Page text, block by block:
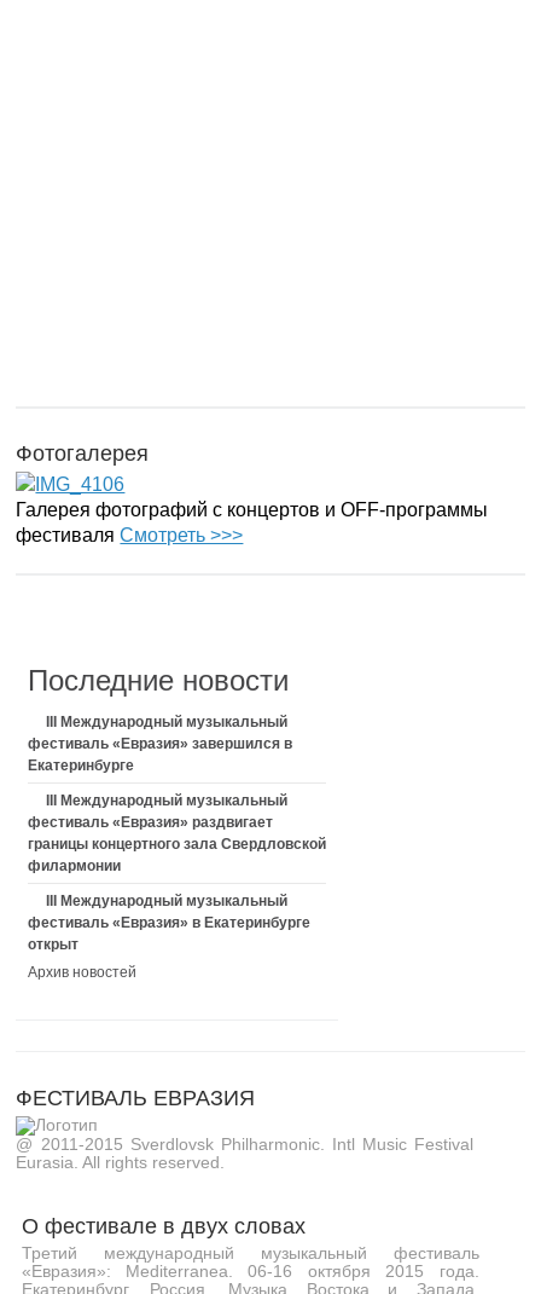
Фотогалерея
Галерея фотографий с концертов и OFF-программы
фестиваляСмотреть >>>
Последние новости
III Международный музыкальный
фестиваль «Евразия» завершился в
Екатеринбурге
III Международный музыкальный
фестиваль «Евразия» раздвигает
границы концертного зала Свердловской
филармонии
III Международный музыкальный
фестиваль «Евразия» в Екатеринбурге
открыт
Архив новостей
ФЕСТИВАЛЬ ЕВРАЗИЯ
@ 2011-2015 Sverdlovsk Philharmonic. Intl Music Festival
Eurasia. All rights reserved.
О фестивале в двух словах
Третий международный музыкальный фестиваль
«Евразия»: Mediterranea. 06-16 октября 2015 года.
Екатеринбург, Россия. Музыка Востока и Запада,